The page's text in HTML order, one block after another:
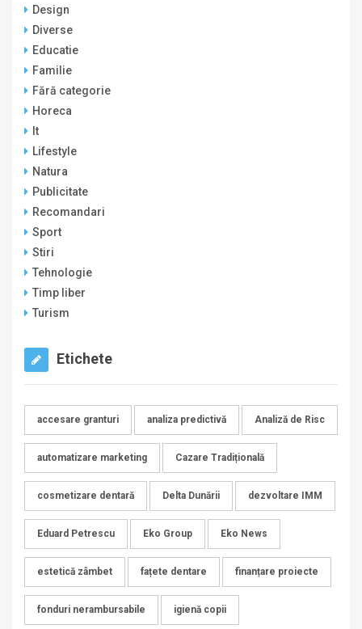
Design
Diverse
Educatie
Familie
Fără categorie
Horeca
It
Lifestyle
Natura
Publicitate
Recomandari
Sport
Stiri
Tehnologie
Timp liber
Turism
Etichete
accesare granturi analiza predictivă Analiză de Risc
automatizare marketing Cazare Tradițională
cosmetizare dentară Delta Dunării dezvoltare IMM
Eduard Petrescu Eko Group Eko News
estetică zâmbet fațete dentare finanțare proiecte
fonduri nerambursabile igienă copii